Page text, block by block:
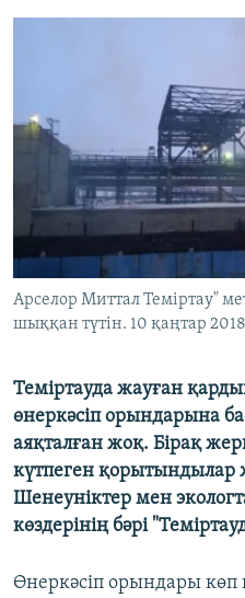
Русский
ЖАЗЫЛЫҢЫЗ
Басқа тілдерде
Арселор Миттал Теміртау"
шыққан түтін. 10 қаңтар
Теміртауда жауған
өнеркәсіп орындарына
аяқталған жоқ. Бірақ
күтпеген
Шенеуніктер мен
көздерінің бәрі
Өнеркәсіп орындары көп